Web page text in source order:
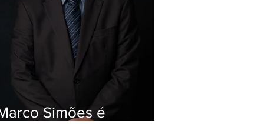
Simões é